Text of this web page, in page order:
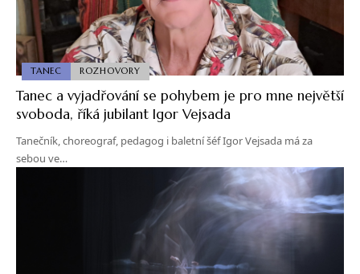
TANEC ROZHOVORY
Tanec a vyjadřování se pohybem je pro mne největší
svoboda, říká jubilant Igor Vejsada
Tanečník, choreograf, pedagog i baletní šéf Igor Vejsada má za
sebou ve…